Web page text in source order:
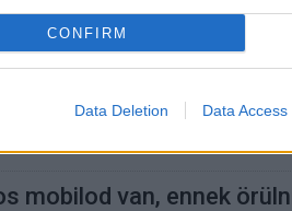
CONFIRM
Data Deletion Data Access
is jöhet a
is alapnak kellett volna
WhatsApp után a Google Messages is
mobilod van, ennek